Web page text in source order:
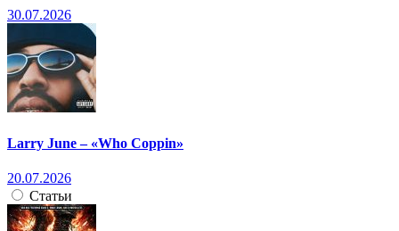
30.07.2026
Larry June – «Who Coppin»
20.07.2026
Статьи